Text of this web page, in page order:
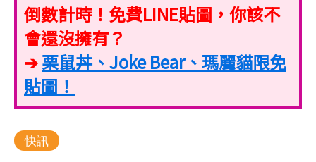
倒數計時！免費LINE貼圖，你該不
會還沒擁有？
➔栗鼠丼、Joke Bear、瑪麗貓限免
貼圖！
快訊